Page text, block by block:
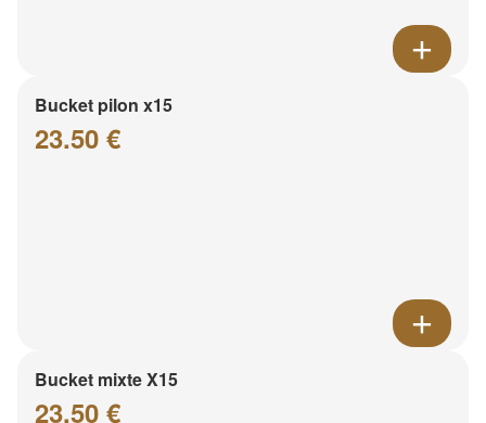
Bucket pilon x15
23.50 €
Bucket mixte X15
23.50 €